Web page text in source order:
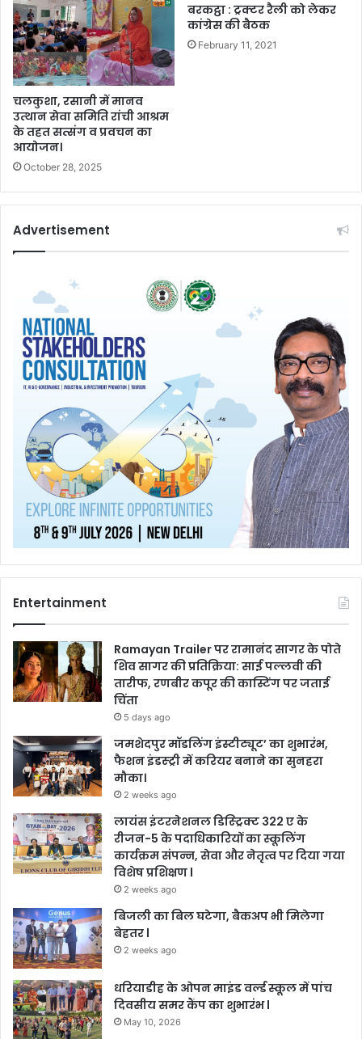
चलकुशा, रसानी में मानव
उत्थान सेवा समिति रांची आश्रम
के तहत सत्संग व प्रवचन का
आयोजन।
October 28, 2025
बरकट्ठा : ट्रक्टर रैली को लेकर
कांग्रेस की बैठक
February 11, 2021
Advertisement
Entertainment
Ramayan Trailer पर रामानंद सागर के पोते
शिव सागर की प्रतिक्रिया: साई पल्लवी की
तारीफ, रणबीर कपूर की कास्टिंग पर जताई
चिंता
5 days ago
जमशेदपुर मॉडलिंग इंस्टीट्यूट’ का शुभारंभ,
फैशन इंडस्ट्री में करियर बनाने का सुनहरा
मौका।
2 weeks ago
लायंस इंटरनेशनल डिस्ट्रिक्ट 322 ए के
रीजन-5 के पदाधिकारियों का स्कूलिंग
कार्यक्रम संपन्न, सेवा और नेतृत्व पर दिया गया
विशेष प्रशिक्षण l
2 weeks ago
बिजली का बिल घटेगा, बैकअप भी मिलेगा
बेहतर l
2 weeks ago
धरियाडीह के ओपन माइंड वर्ल्ड स्कूल में पांच
दिवसीय समर कैंप का शुभारंभ l
May 10, 2026